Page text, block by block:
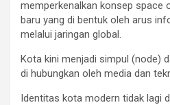
memperkenalkan konsep
baru yang di bentuk oleh arus
melalui jaringan global.
Kota kini menjadi simpul (node)
di hubungkan oleh media dan
Identitas kota modern tidak lagi